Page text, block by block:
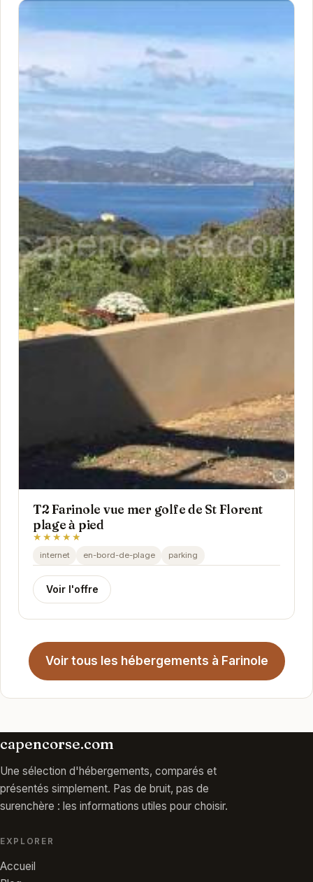
T2 Farinole vue mer golfe de St Florent
plage à pied
★★★★★
internet en-bord-de-plage parking
Voir l'offre
Voir tous les hébergements à Farinole
capencorse.com
Une sélection d'hébergements, comparés et
présentés simplement. Pas de bruit, pas de
surenchère : les informations utiles pour choisir.
EXPLORER
Accueil